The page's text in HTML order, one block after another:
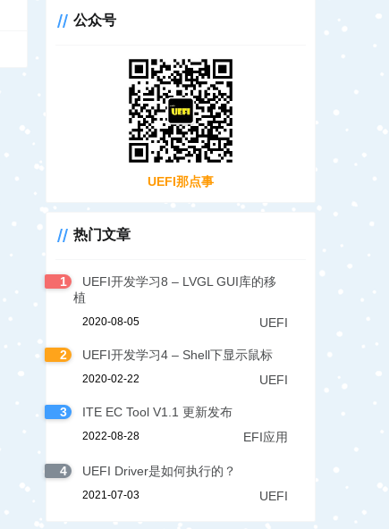
公众号
UEFI那点事
热门文章
1
UEFI开发学习8 – LVGL GUI库的移
植
2020-08-05 UEFI
2 UEFI开发学习4 – Shell下显示鼠标
2020-02-22 UEFI
3 ITE EC Tool V1.1 更新发布
2022-08-28 EFI应用
4 UEFI Driver是如何执行的？
2021-07-03 UEFI